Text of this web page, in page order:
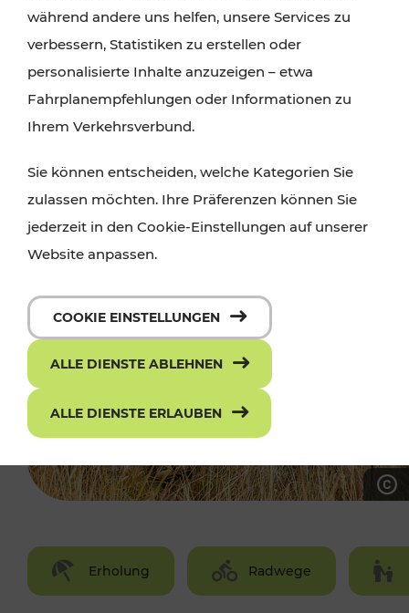
Angeboten des VOR gut und schnell erreichbar.
Erholung Radwege
während andere uns helfen, unsere Services zu
verbessern, Statistiken zu erstellen oder
personalisierte Inhalte anzuzeigen – etwa
Fahrplanempfehlungen oder Informationen zu
Ihrem Verkehrsverbund.
Sie können entscheiden, welche Kategorien Sie
zulassen möchten. Ihre Präferenzen können Sie
jederzeit in den Cookie-Einstellungen auf unserer
Website anpassen.
COOKIE EINSTELLUNGEN
ALLE DIENSTE ABLEHNEN
ALLE DIENSTE ERLAUBEN